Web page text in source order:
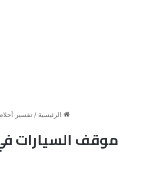
الرئيسية / تفسير أحلام
موقف السيارات